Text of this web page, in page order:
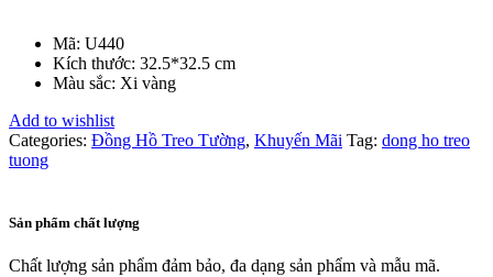
Mã: U440
Kích thước: 32.5*32.5 cm
Màu sắc: Xi vàng
Add to wishlist
Categories: Đồng Hồ Treo Tường, Khuyến Mãi Tag: dong ho treo
tuong
Sản phẩm chất lượng
Chất lượng sản phẩm đảm bảo, đa dạng sản phẩm và mẫu mã.